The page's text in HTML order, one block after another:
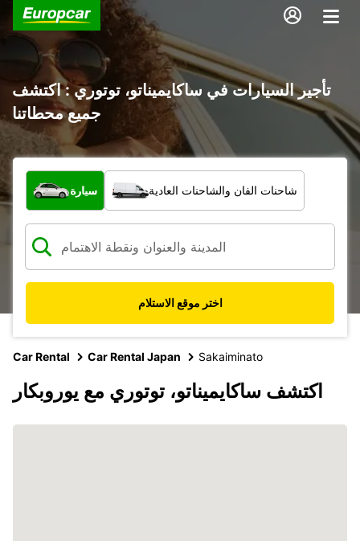
تأجير السيارات في ساكايميناتو، توتوري : اكتشف
جميع محطاتنا
ما نوع المركبة؟
سيارة شاحنات الفان والشاحنات العادية
اختر موقع الاستلام
Car Rental Car Rental Japan Sakaiminato
اكتشف ساكايميناتو، توتوري مع يوروبكار